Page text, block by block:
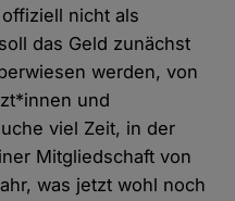
offiziell nicht als
das Geld zunächst
werden, von
und
viel Zeit, in der
Mitgliedschaft von
was jetzt wohl noch